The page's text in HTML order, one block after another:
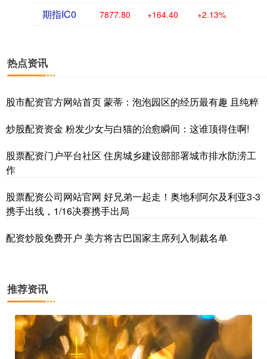
期指IC0 7877.80 +164.40 +2.13%
热点资讯
股市配资官方网站首页 蒙蒂：泡泡园区的经历最有趣 且纯粹
炒股配资资金 粉发少女与白猫的治愈瞬间：这谁顶得住啊!
股票配资门户平台社区 住房城乡建设部部署城市排水防涝工
作
股票配资公司网站官网 好兄弟一起走！奥地利阿尔及利亚3-3
携手出线，1/16决赛携手出局
配资炒股免费开户 美方将古巴国家主席列入制裁名单
推荐资讯